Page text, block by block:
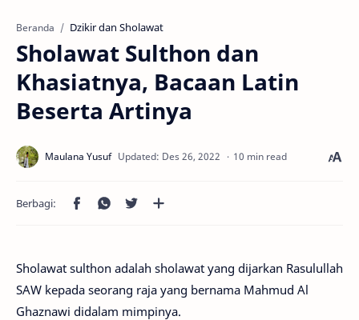
Beranda Dzikir dan Sholawat
Sholawat Sulthon dan
Khasiatnya, Bacaan Latin
Beserta Artinya
10 min read
Sholawat sulthon adalah sholawat yang dijarkan Rasulullah
SAW kepada seorang raja yang bernama Mahmud Al
Ghaznawi didalam mimpinya.